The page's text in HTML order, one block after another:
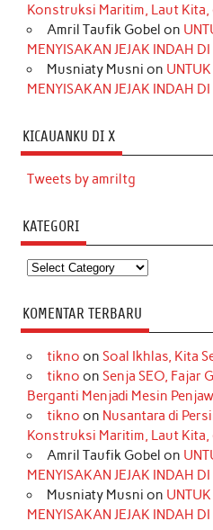
Konstruksi Maritim, Laut Kita,
Amril Taufik Gobel on
MENYISAKAN JEJAK INDAH
Musniaty Musni on
MENYISAKAN JEJAK INDAH
KICAUANKU DI X
Tweets by amriltg
KATEGORI
Kategori
KOMENTAR TERBARU
tikno on Soal Ikhlas, Kita
tikno on Senja SEO, Fajar
Berganti Menjadi Mesin
tikno on Nusantara di
Konstruksi Maritim, Laut Kita,
Amril Taufik Gobel on
MENYISAKAN JEJAK INDAH
Musniaty Musni on
MENYISAKAN JEJAK INDAH